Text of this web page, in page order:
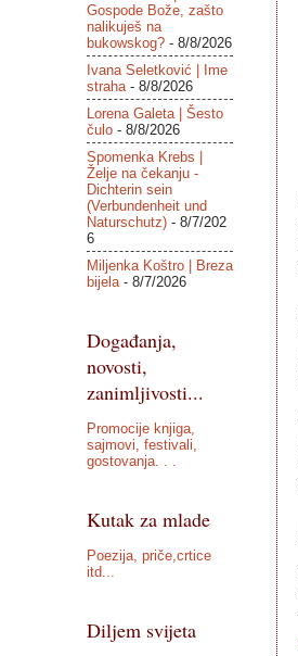
Gospode Bože, zašto
nalikuješ na
bukowskog?- 8/8/2026
Ivana Seletković | Ime
straha- 8/8/2026
Lorena Galeta | Šesto
čulo- 8/8/2026
Spomenka Krebs |
Želje na čekanju -
Dichterin sein
(Verbundenheit und
Naturschutz)- 8/7/202
6
Miljenka Koštro | Breza
bijela- 8/7/2026
Događanja,
novosti,
zanimljivosti...
Promocije knjiga,
sajmovi, festivali,
gostovanja. . .
Kutak za mlade
Poezija, priče,crtice
itd...
Diljem svijeta